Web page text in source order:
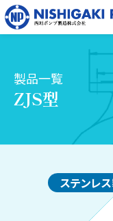
製品一覧
ZJS型
ステンレ